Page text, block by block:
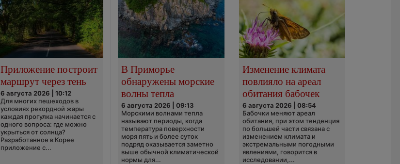
Приложение построит
маршрут через тень
6 августа 2026 | 10:12
Для многих пешеходов в
условиях рекордной жары
каждая прогулка начинается с
одного вопроса: где можно
укрыться от солнца?
Разработанное в Корее
приложение с...
В Приморье
обнаружены морские
волны тепла
6 августа 2026 | 09:13
Морскими волнами тепла
называют периоды, когда
температура поверхности
моря пять и более суток
подряд оказывается заметно
выше обычной климатической
нормы для...
Изменение климата
повлияло на ареал
обитания бабочек
6 августа 2026 | 08:54
Бабочки меняют ареал
обитания, при этом тенденция
по большей части связана с
изменением климата и
экстремальными погодными
явлениями, говорится в
исследовании,...